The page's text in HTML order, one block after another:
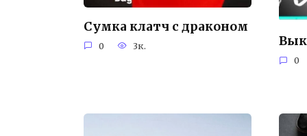
Сумка клатч с драконом
0 3к.
0